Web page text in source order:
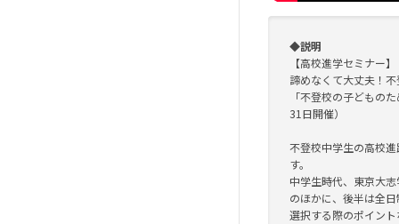
◆説明
【高校進学セミナー】
諦めなくて大丈夫！
「不登校の子どもの
31日開催）
不登校中学生の高校
す。
中学生時代、東京大
のほかに、後半は全
選択する際のポイント